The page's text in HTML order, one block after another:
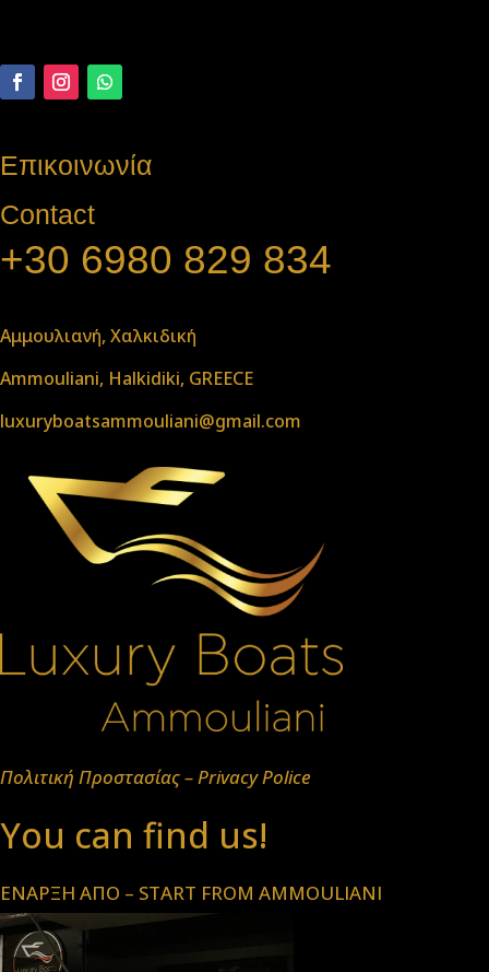
Επικοινωνία
Contact
+30 6980 829 834
Αμμουλιανή, Χαλκιδική
Ammouliani, Halkidiki, GREECE
luxuryboatsammouliani@gmail.com
Πολιτική Προστασίας – Privacy Police
You can find us!
ΕΝΑΡΞΗ ΑΠΟ – START FROM AMMOULIANI